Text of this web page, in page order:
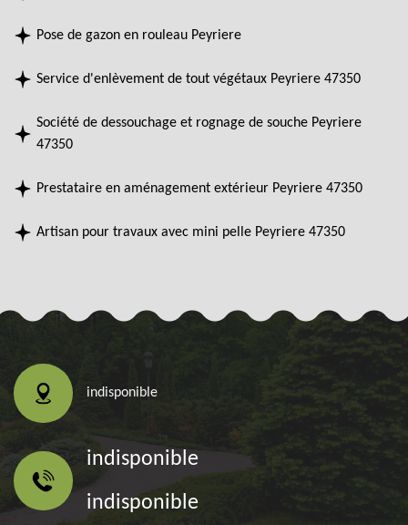
Pose de gazon en rouleau Peyriere
Service d'enlèvement de tout végétaux Peyriere 47350
Société de dessouchage et rognage de souche Peyriere
47350
Prestataire en aménagement extérieur Peyriere 47350
Artisan pour travaux avec mini pelle Peyriere 47350
indisponible
indisponible
indisponible